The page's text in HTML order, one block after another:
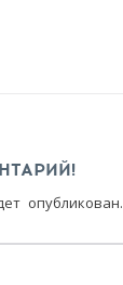
опубликован.